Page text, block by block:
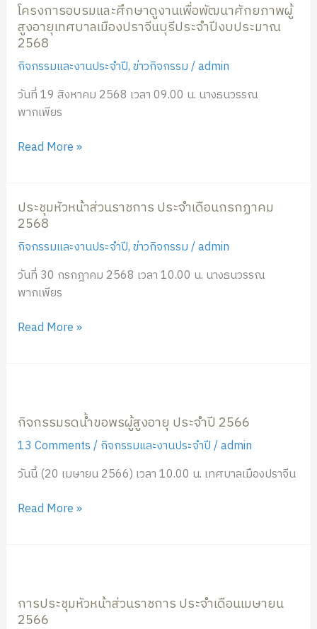
พระนาง
เจ้า
สิ
ริกิ
พระบรม
ราชินีนาถ
ราช
หลวง
12
สิงหาคม
โครงการอบรมและศึกษาดูงานเพื่อพัฒนาศักยภาพผู้
สูงอายุเทศบาลเมืองปราจีนบุรีประจำปีงบประมาณ
2568
กิจกรรมและงานประจำปี,ข่าวกิจกรรม/admin
วันที่ 19 สิงหาคม 2568 เวลา 09.00 น. นางธนวรรณ
พากเพียร
และ
ศึกษา
ดู
งาน
เพื่อ
พัฒนา
ศักยภาพ
สูง
เมือง
ปราจีนบุรี
ประจำ
2568
Read More »
ประชุมหัวหน้าส่วนราชการ ประจำเดือนกรกฏาคม
2568
กิจกรรมและงานประจำปี,ข่าวกิจกรรม/admin
วันที่ 30 กรกฎาคม 2568 เวลา 10.00 น. นางธนวรรณ
พากเพียร
ประชุม
หัวหน้า
ส่วน
ประจำ
เดือน
าคม
Read More »
กิจกรรมรดน้ำขอพรผู้สูงอายุ ประจำปี 2566
13 Comments/กิจกรรมและงานประจำปี/admin
วันนี้ (20 เมษายน 2566) เวลา 10.00 น. เทศบาลเมืองปราจีน
ขอ
พร
สูง
ประจำ
Read More »
การประชุมหัวหน้าส่วนราชการ ประจำเดือนเมษายน
2566
หัวหน้า
ส่วน